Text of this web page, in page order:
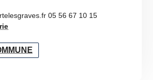
05 56 67 10 15